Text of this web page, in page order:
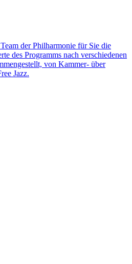
der Philharmonie für Sie die
des Programms nach verschiedenen
von Kammer- über
Jazz.